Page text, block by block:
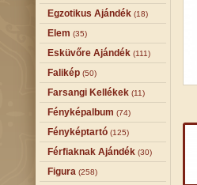
Egzotikus Ajándék (18)
Elem (35)
Esküvőre Ajándék (111)
Falikép (50)
Farsangi Kellékek (11)
Fényképalbum (74)
Fényképtartó (125)
Férfiaknak Ajándék (30)
Figura (258)